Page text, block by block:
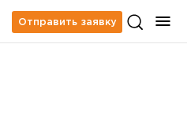
Отправить заявку